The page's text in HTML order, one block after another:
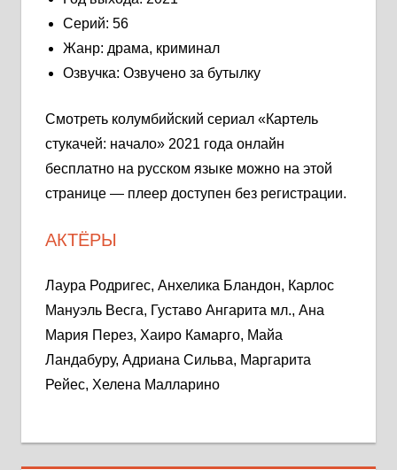
Серий: 56
Жанр: драма, криминал
Озвучка: Озвучено за бутылку
Смотреть колумбийский сериал «Картель
стукачей: начало» 2021 года онлайн
бесплатно на русском языке можно на этой
странице — плеер доступен без регистрации.
АКТЁРЫ
Лаура Родригес, Анхелика Бландон, Карлос
Мануэль Весга, Густаво Ангарита мл., Ана
Мария Перез, Хаиро Камарго, Майа
Ландабуру, Адриана Сильва, Маргарита
Рейес, Хелена Малларино